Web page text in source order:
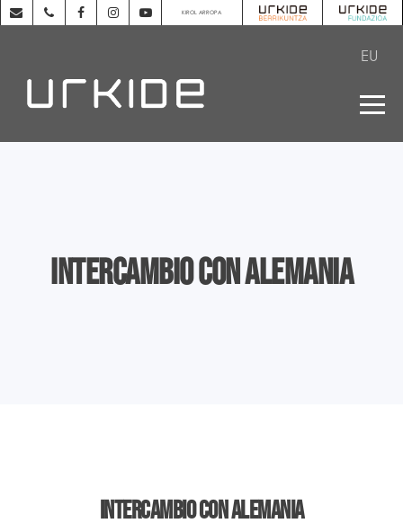
KIROL ARROPA
EU
Intercambio con Alemania
Intercambio con Alemania